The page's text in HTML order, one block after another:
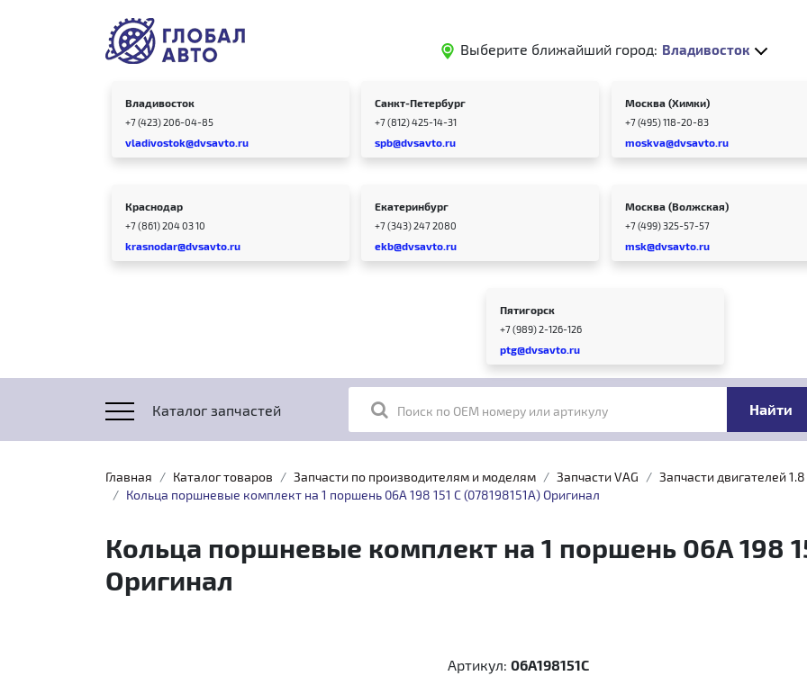
Выберите ближайший город: Владивосток
Владивосток
+7 (423) 206-04-85
vladivostok@dvsavto.ru
Санкт-Петербург
+7 (812) 425-14-31
spb@dvsavto.ru
Москва (Химки)
+7 (495) 118-20-83
moskva@dvsavto.ru
Краснодар
+7 (861) 204 03 10
krasnodar@dvsavto.ru
Екатеринбург
+7 (343) 247 2080
ekb@dvsavto.ru
Москва (Волжская)
+7 (499) 325-57-57
msk@dvsavto.ru
Пятигорск
+7 (989) 2-126-126
ptg@dvsavto.ru
Каталог запчастей Поиск по OEM номеру или артикулу
Главная Каталог товаров Запчасти по производителям и моделям Запчасти VAG
Запчасти двигателей
Кольца поршневые комплект на 1 поршень 06A 198 151 C (078198151A) Оригинал
Кольца поршневые комплект на 1 поршень 06A 198
Оригинал
Артикул: 06A198151C